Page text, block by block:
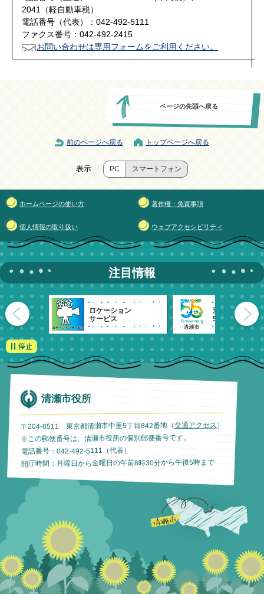
2041（軽自動車税）
電話番号（代表）：042-492-5111
ファクス番号：042-492-2415
お問い合わせは専用フォームをご利用ください。
ページの先頭へ戻る
前のページへ戻る トップページへ戻る
表示 PC スマートフォン
ホームページの使い方 著作権・免責事項
個人情報の取り扱い ウェブアクセシビリティ
注目情報
ロケーション
サービス
清瀬市
55周年記念
清瀬市役所
〒204-8511 東京都清瀬市中里5丁目842番地（交通アクセス ）
※この郵便番号は、清瀬市役所の個別郵便番号です。
電話番号：042-492-5111（代表）
開庁時間：月曜日から金曜日の午前8時30分から午後5時まで